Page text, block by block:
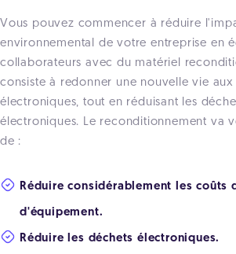
Vous pouvez commencer à réduire
environnemental de votre entreprise en
collaborateurs avec du matériel
consiste à redonner une nouvelle vie aux
électroniques, tout en réduisant les
électroniques. Le reconditionnement va
de :
Réduire considérablement les coûts
d'équipement.
Réduire les déchets électroniques.